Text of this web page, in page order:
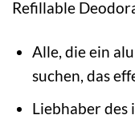
Refillable
Alle, die ein
suchen, das
Liebhaber des